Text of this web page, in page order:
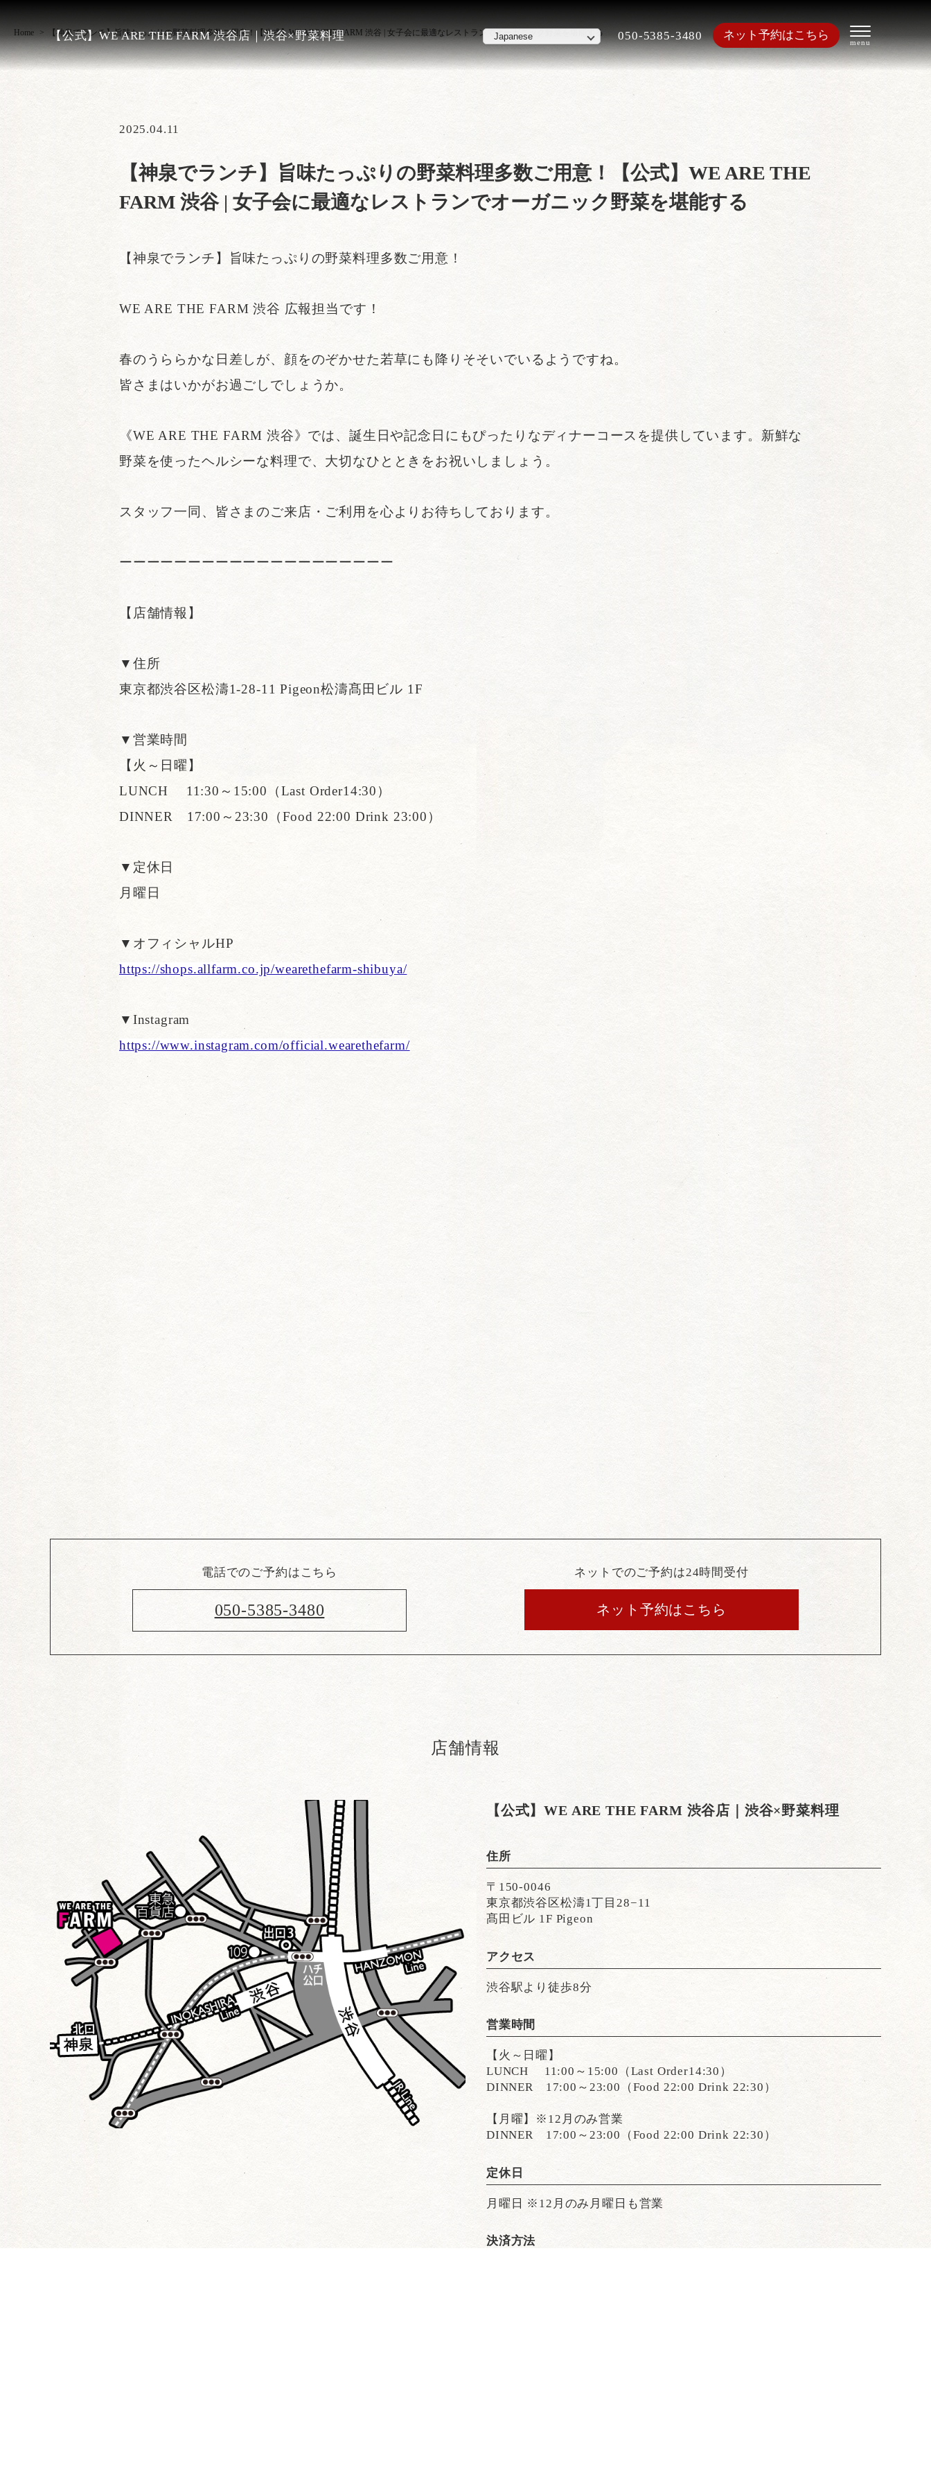
【公式】WE ARE THE FARM 渋谷店｜渋谷×野菜料理 050-5385-3480 ネット予約はこちら
Home 【神泉でランチ】旨味たっぷりの野菜料理多数ご用意！【公式】WE ARE THE FARM 渋谷 | 女子会に最適なレストランでオーガニック野菜を堪能する
2025.04.11
【神泉でランチ】旨味たっぷりの野菜料理多数ご用意！【公式】WE ARE THE
FARM 渋谷 | 女子会に最適なレストランでオーガニック野菜を堪能する
【神泉でランチ】旨味たっぷりの野菜料理多数ご用意！
WE ARE THE FARM 渋谷 広報担当です！
春のうららかな日差しが、顔をのぞかせた若草にも降りそそいでいるようですね。
皆さまはいかがお過ごしでしょうか。
《WE ARE THE FARM 渋谷》では、誕生日や記念日にもぴったりなディナーコースを提供しています。新鮮な
野菜を使ったヘルシーな料理で、大切なひとときをお祝いしましょう。
スタッフ一同、皆さまのご来店・ご利用を心よりお待ちしております。
ーーーーーーーーーーーーーーーーーーーー
【店舗情報】
▼住所
東京都渋谷区松濤1-28-11 Pigeon松濤髙田ビル 1F
▼営業時間
【火～日曜】
LUNCH 11:30～15:00（Last Order14:30）
DINNER 17:00～23:30（Food 22:00 Drink 23:00）
▼定休日
月曜日
▼オフィシャルHP
https://shops.allfarm.co.jp/wearethefarm-shibuya/
▼Instagram
https://www.instagram.com/official.wearethefarm/
電話でのご予約はこちら
050-5385-3480
ネットでのご予約は24時間受付
ネット予約はこちら
店舗情報
【公式】WE ARE THE FARM 渋谷店｜渋谷×野菜料理
住所
〒150-0046
東京都渋谷区松濤1丁目28−11
髙田ビル 1F Pigeon
アクセス
渋谷駅より徒歩8分
営業時間
【火～日曜】
LUNCH 11:00～15:00（Last Order14:30）
DINNER 17:00～23:00（Food 22:00 Drink 22:30）
【月曜】※12月のみ営業
DINNER 17:00～23:00（Food 22:00 Drink 22:30）
定休日
月曜日 ※12月のみ月曜日も営業
決済方法